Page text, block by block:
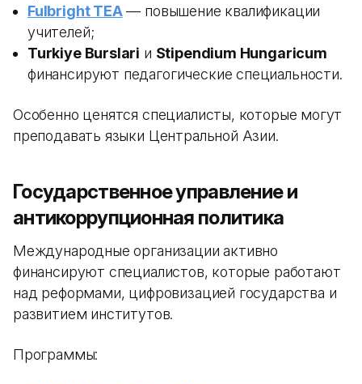
Fulbright TEA— повышение квалификации
учителей;
Turkiye Burslari и Stipendium Hungaricum
финансируют педагогические специальности.
Особенно ценятся специалисты, которые могут
преподавать языки Центральной Азии.
Государственное управление и
антикоррупционная политика
Международные организации активно
финансируют специалистов, которые работают
над реформами, цифровизацией государства и
развитием институтов.
Программы: